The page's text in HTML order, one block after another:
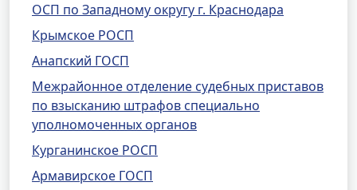
ОСП по Западному округу г. Краснодара
Крымское РОСП
Анапский ГОСП
Межрайонное отделение судебных приставов
по взысканию штрафов специально
уполномоченных органов
Курганинское РОСП
Армавирское ГОСП